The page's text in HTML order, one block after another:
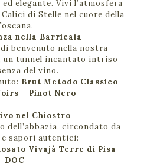
elegante. Vivi l’atmosfera
di Stelle nel cuore della
nella Barricaia
benvenuto nella nostra
un tunnel incantato intriso
del vino.
Brut Metodo Classico
– Pinot Nero
nel Chiostro
dell’abbazia, circondato da
sapori autentici:
Vivajà Terre di Pisa
DOC